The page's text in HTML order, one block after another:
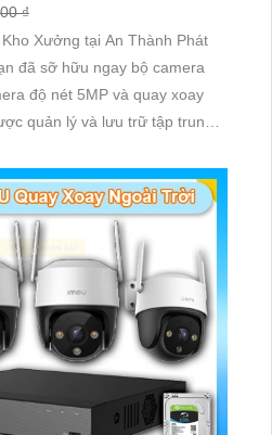
₫
Xưởng tại An Thành Phát
đã sỡ hữu ngay bộ camera
độ nét 5MP và quay xoay
quản lý và lưu trữ tập trung